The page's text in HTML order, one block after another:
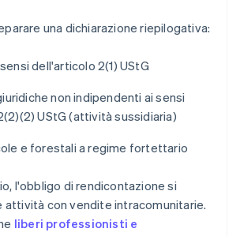
una dichiarazione riepilogativa:
dell'articolo 2(1) UStG
non indipendenti ai sensi
UStG (attività sussidiaria)
e forestali a regime fortettario
l'obbligo di rendicontazione si
attività con vendite intracomunitarie.
liberi professionisti e